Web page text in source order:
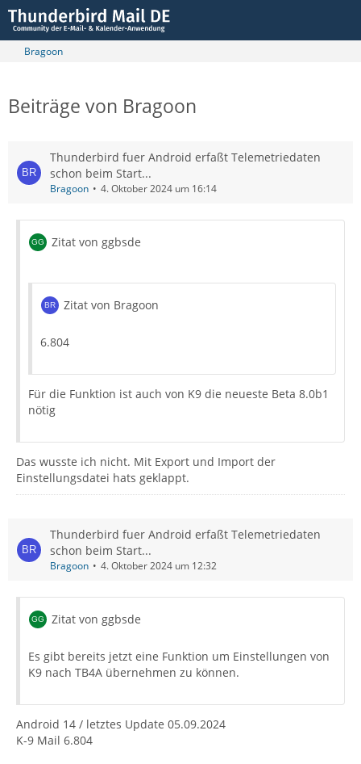
Bragoon
Beiträge von Bragoon
Thunderbird fuer Android erfaßt Telemetriedaten
schon beim Start...
Bragoon 4. Oktober 2024 um 16:14
Zitat von ggbsde
Zitat von Bragoon
6.804
Für die Funktion ist auch von K9 die neueste Beta 8.0b1
nötig
Das wusste ich nicht. Mit Export und Import der
Einstellungsdatei hats geklappt.
Thunderbird fuer Android erfaßt Telemetriedaten
schon beim Start...
Bragoon 4. Oktober 2024 um 12:32
Zitat von ggbsde
Es gibt bereits jetzt eine Funktion um Einstellungen von
K9 nach TB4A übernehmen zu können.
Android 14 / letztes Update 05.09.2024
K-9 Mail 6.804